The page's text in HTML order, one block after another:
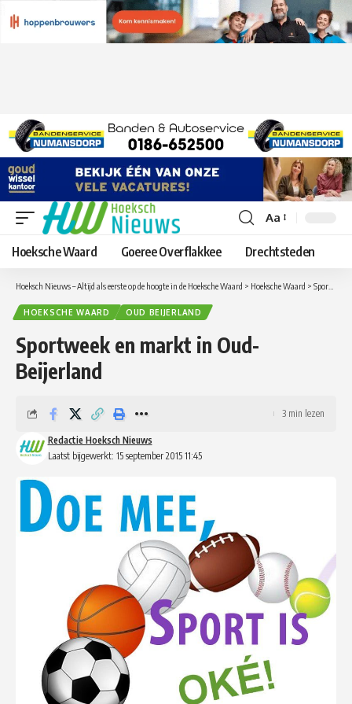
Lettergrootte
aanpassen
Aa
Hoeksche Waard Goeree Overflakkee Drechtsteden
Hoeksch Nieuws – Altijd als eerste op de hoogte in de Hoeksche Waard > Hoeksche Waard > Sportweek en markt in Oud-Beijerland
HOEKSCHE WAARD OUD BEIJERLAND
Sportweek en markt in Oud-
Beijerland
Laatst bijgewerkt: 15 september 2015 11:45
Redactie Hoeksch Nieuws
3 min lezen